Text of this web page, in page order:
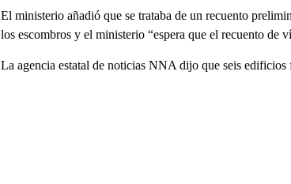
El ministerio añadió que se trataba de un recuento
los escombros y el ministerio “espera que el recuento de
La agencia estatal de noticias NNA dijo que seis